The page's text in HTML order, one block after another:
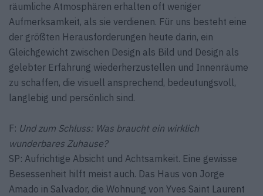
räumliche Atmosphären erhalten oft weniger
Aufmerksamkeit, als sie verdienen. Für uns besteht eine
der größten Herausforderungen heute darin, ein
Gleichgewicht zwischen Design als Bild und Design als
gelebter Erfahrung wiederherzustellen und Innenräume
zu schaffen, die visuell ansprechend, bedeutungsvoll,
langlebig und persönlich sind.
F: Und zum Schluss: Was braucht ein wirklich
wunderbares Zuhause?
SP: Aufrichtige Absicht und Achtsamkeit. Eine gewisse
Besessenheit hilft meist auch. Das Haus von Jorge
Amado in Salvador, die Wohnung von Yves Saint Laurent